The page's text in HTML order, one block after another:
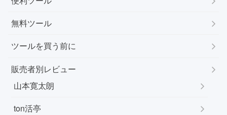
無料ツール
ツールを買う前に
販売者別レビュー
山本寛太朗
ton活亭